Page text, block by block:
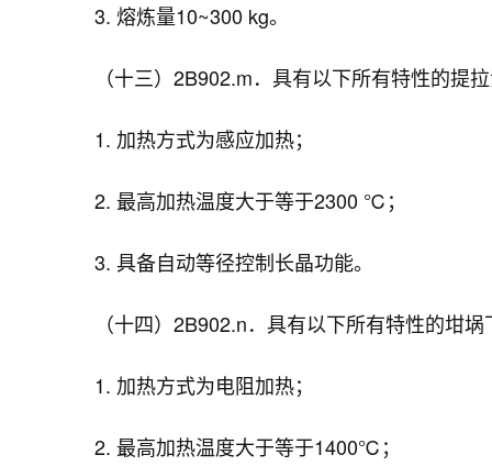
3. 熔炼量10~300 kg。
（十三）2B902.m．具有以下所有特性的提
1. 加热方式为感应加热；
2. 最高加热温度大于等于2300 ℃；
3. 具备自动等径控制长晶功能。
（十四）2B902.n．具有以下所有特性的坩
1. 加热方式为电阻加热；
2. 最高加热温度大于等于1400℃；